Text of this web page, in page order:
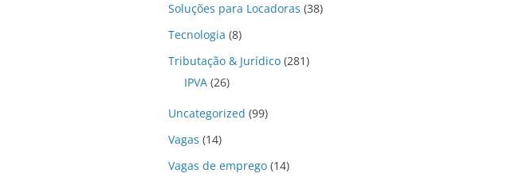
Soluções para Locadoras (38)
Tecnologia (8)
Tributação & Jurídico (281)
IPVA (26)
Uncategorized (99)
Vagas (14)
Vagas de emprego (14)